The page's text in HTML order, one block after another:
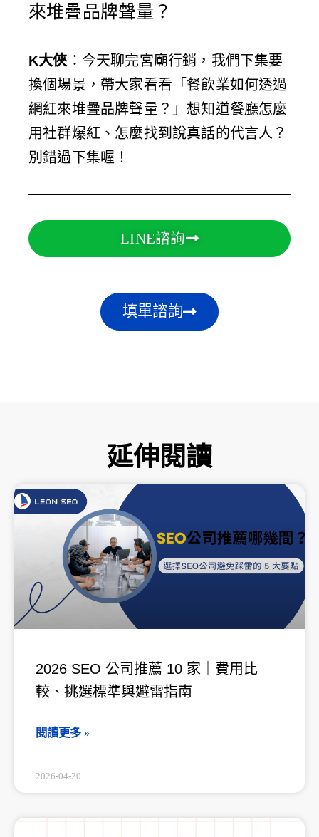
來堆疊品牌聲量？
K大俠 ：今天聊完宮廟行銷，我們下集要
換個場景，帶大家看看「餐飲業如何透過
網紅來堆疊品牌聲量？」想知道餐廳怎麼
用社群爆紅、怎麼找到說真話的代言人？
別錯過下集喔！
LINE諮詢
填單諮詢
延伸閱讀
2026 SEO 公司推薦 10 家｜費用比
較、挑選標準與避雷指南
閱讀更多 »
2026-04-20
頁
面